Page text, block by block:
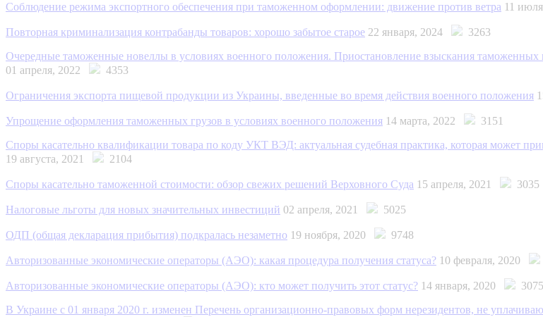
Соблюдение режима экспортного обеспечения при таможенном оформлении: движение против ветра 11
Повторная криминализация контрабанды товаров: хорошо забытое старое 22 января, 2024
3263
Очередные таможенные новеллы в условиях военного положения. Приостановление взыскания
01 апреля, 2022
4353
Ограничения экспорта пищевой продукции из Украины, введенные во время действия военного положения
Упрощение оформления таможенных грузов в условиях военного положения 14 марта, 2022
3151
Споры касательно квалификации товара по коду УКТ ВЭД: актуальная судебная практика, которая может
19 августа, 2021
2104
Споры касательно таможенной стоимости: обзор свежих решений Верховного Суда 15 апреля, 2021 3035
Налоговые льготы для новых значительных инвестиций 02 апреля, 2021 5025
ОДП (общая декларация прибытия) подкралась незаметно 19 ноября, 2020 9748
Авторизованные экономические операторы (АЭО): какая процедура получения статуса? 10 февраля, 2020
Авторизованные экономические операторы (АЭО): кто может получить этот статус? 14 января, 2020
3075
В Украине с 01 января 2020 г. изменен Перечень организационно-правовых форм нерезидентов, не